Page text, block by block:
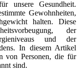
unsere Gesundheit.
Gewohnheiten,
halten. Diese
der
und der
In diesem Artikel
von Personen, die für
sind.